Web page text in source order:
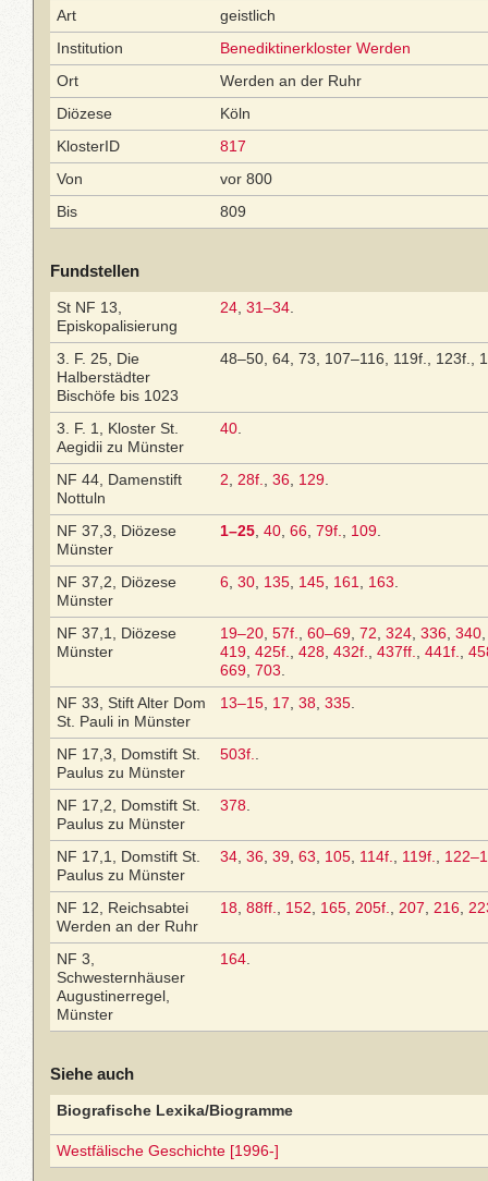
Art
geistlich
Institution
Benediktinerkloster Werden
Ort
Werden an der Ruhr
Diözese
Köln
KlosterID
817
Von
vor 800
Bis
809
Fundstellen
St NF 13,
Episkopalisierung
24 31–34
3. F. 25, Die
Halberstädter
Bischöfe bis 1023
48–50, 64, 73, 107–116, 119f., 123f.,
3. F. 1, Kloster St.
Aegidii zu Münster
40
NF 44, Damenstift
Nottuln
2 28f. 36 129
NF 37,3, Diözese
Münster
1–25 40 66 79f. 109
NF 37,2, Diözese
Münster
6 30 135 145 161 163
NF 37,1, Diözese
Münster
19–20 57f. 60–69 72 324 336 340
419 425f. 428 432f. 437ff. 441f.
669 703
NF 33, Stift Alter Dom
St. Pauli in Münster
13–15 17 38 335
NF 17,3, Domstift St.
Paulus zu Münster
503f.
NF 17,2, Domstift St.
Paulus zu Münster
378
NF 17,1, Domstift St.
Paulus zu Münster
34 36 39 63 105 114f. 119f.
NF 12, Reichsabtei
Werden an der Ruhr
18 88ff. 152 165 205f. 207 216
NF 3,
Schwesternhäuser
Augustinerregel,
Münster
164
Siehe auch
Biografische Lexika/Biogramme
Westfälische Geschichte [1996-]